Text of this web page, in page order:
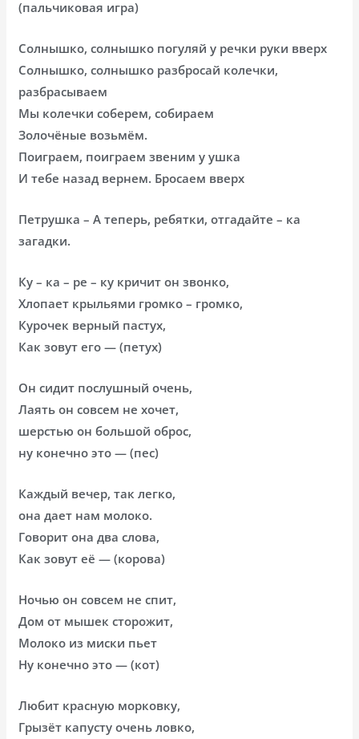
(пальчиковая игра)
Солнышко, солнышко погуляй у речки руки вверх
Солнышко, солнышко разбросай колечки,
разбрасываем
Мы колечки соберем, собираем
Золочёные возьмём.
Поиграем, поиграем звеним у ушка
И тебе назад вернем. Бросаем вверх
Петрушка – А теперь, ребятки, отгадайте – ка
загадки.
Ку – ка – ре – ку кричит он звонко,
Хлопает крыльями громко – громко,
Курочек верный пастух,
Как зовут его — (петух)
Он сидит послушный очень,
Лаять он совсем не хочет,
шерстью он большой оброс,
ну конечно это — (пес)
Каждый вечер, так легко,
она дает нам молоко.
Говорит она два слова,
Как зовут её — (корова)
Ночью он совсем не спит,
Дом от мышек сторожит,
Молоко из миски пьет
Ну конечно это — (кот)
Любит красную морковку,
Грызёт капусту очень ловко,